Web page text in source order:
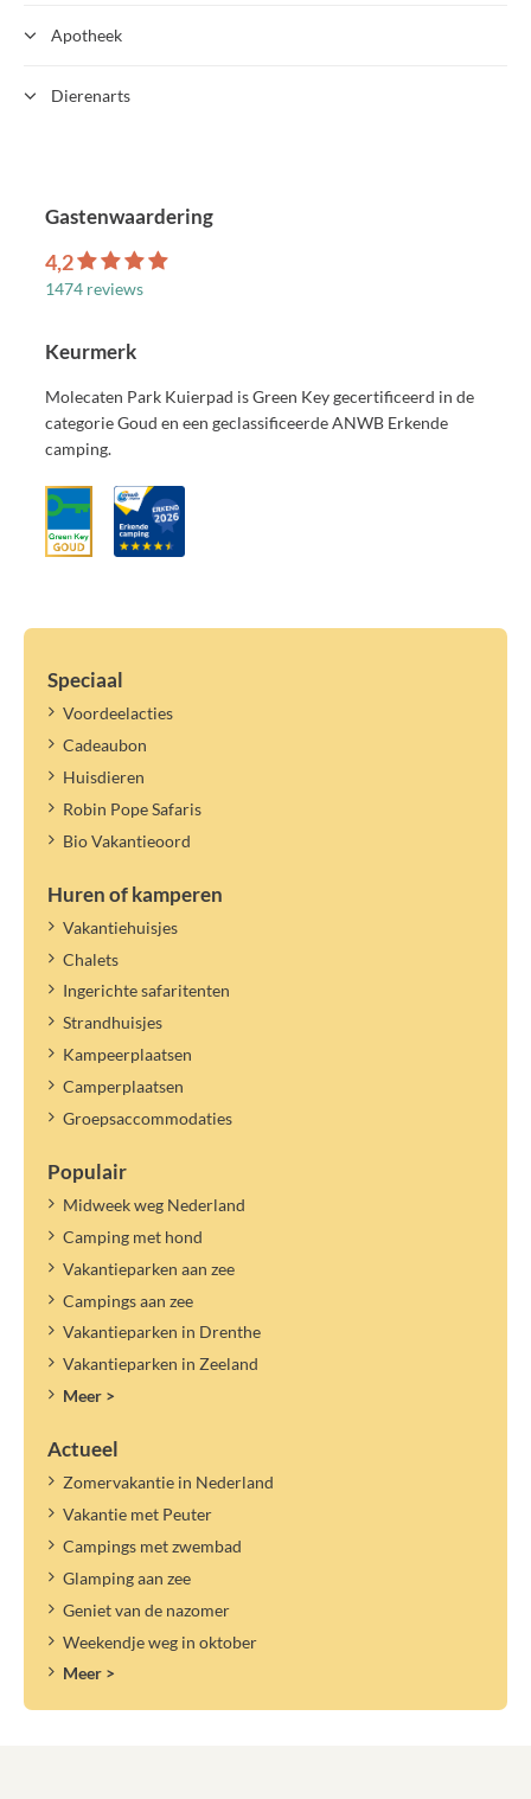
Apotheek
Dierenarts
Gastenwaardering
4,2
1474 reviews
Keurmerk
Molecaten Park Kuierpad is Green Key gecertificeerd in de
categorie Goud en een geclassificeerde ANWB Erkende
camping.
Speciaal
Voordeelacties
Cadeaubon
Huisdieren
Robin Pope Safaris
Bio Vakantieoord
Huren of kamperen
Vakantiehuisjes
Chalets
Ingerichte safaritenten
Strandhuisjes
Kampeerplaatsen
Camperplaatsen
Groepsaccommodaties
Populair
Midweek weg Nederland
Camping met hond
Vakantieparken aan zee
Campings aan zee
Vakantieparken in Drenthe
Vakantieparken in Zeeland
Meer >
Actueel
Zomervakantie in Nederland
Vakantie met Peuter
Campings met zwembad
Glamping aan zee
Geniet van de nazomer
Weekendje weg in oktober
Meer >